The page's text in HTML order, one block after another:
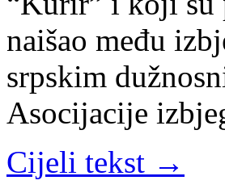
naišao među
srpskim
Asocijacije
Cijeli tekst →